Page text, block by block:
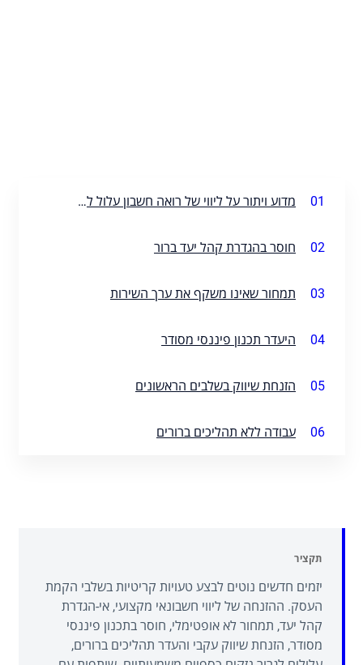
01 מדוע ויתור על ליווי של רואה חשבון עלול להיות קריטי
02 חוסר בהגדרת קהל יעד ברור
03 תמחור שאינו משקף את ערך השירות
04 היעדר תכנון פיננסי מסודר
05 הזנחת שיווק בשלבים הראשונים
06 עבודה ללא תהליכים ברורים
תקציר
יזמים חדשים נוטים לבצע טעויות קריטיות בשלבי הקמת
העסק. ההזנחה של ליווי חשבונאי מקצועי, אי-הגדרת
קהל יעד, תמחור לא אופטימלי, חוסר בתכנון פיננסי
מסודר, הזנחת שיווק עקבי והעדר תהליכים ברורים,